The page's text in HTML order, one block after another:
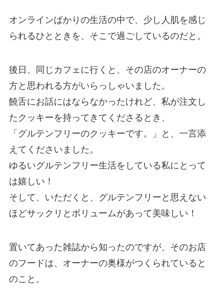
オンラインばかりの生活の中で、少し人肌を感じ
られるひとときを、そこで過ごしているのだと。
後日、同じカフェに行くと、その店のオーナーの
方と思われる方がいらっしゃいました。
饒舌にお話にはならなかったけれど、私が注文し
たクッキーを持ってきてくださるとき、
「グルテンフリーのクッキーです。」と、一言添
えてくださいました。
ゆるいグルテンフリー生活をしている私にとって
は嬉しい！
そして、いただくと、グルテンフリーと思えない
ほどサックリとボリュームがあって美味しい！
置いてあった雑誌から知ったのですが、そのお店
のフードは、オーナーの奥様がつくられていると
のこと。